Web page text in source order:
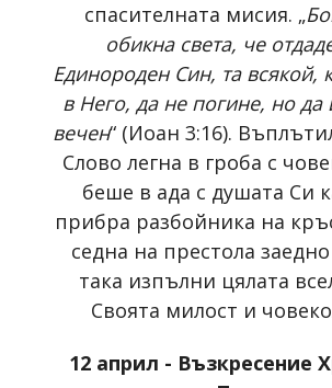
спасителната мисия. „
обикна света, че
Единороден Син, та всякой,
в Него, да не погине, но
вечен“ (Иоан 3:16).
Слово легна в гроба с
беше в ада с душата Си
прибра разбойника на
седна на престола
така изпълни цялата
Своята милост и
12 април - Възкресение